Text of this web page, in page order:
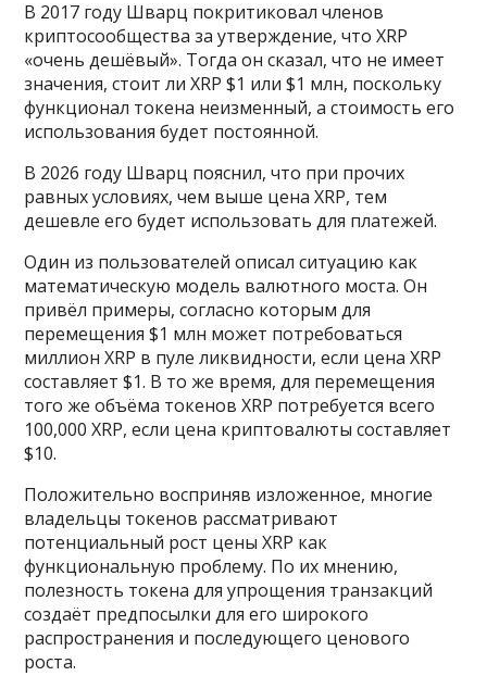
В 2017 году Шварц покритиковал членов
криптосообщества за утверждение, что XRP
«очень дешёвый». Тогда он сказал, что не имеет
значения, стоит ли XRP $1 или $1 млн, поскольку
функционал токена неизменный, а стоимость его
использования будет постоянной.
В 2026 году Шварц пояснил, что при прочих
равных условиях, чем выше цена XRP, тем
дешевле его будет использовать для платежей.
Один из пользователей описал ситуацию как
математическую модель валютного моста. Он
привёл примеры, согласно которым для
перемещения $1 млн может потребоваться
миллион XRP в пуле ликвидности, если цена XRP
составляет $1. В то же время, для перемещения
того же объёма токенов XRP потребуется всего
100,000 XRP, если цена криптовалюты составляет
$10.
Положительно восприняв изложенное, многие
владельцы токенов рассматривают
потенциальный рост цены XRP как
функциональную проблему. По их мнению,
полезность токена для упрощения транзакций
создаёт предпосылки для его широкого
распространения и последующего ценового
роста.